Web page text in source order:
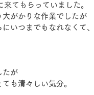
てもらっていました。
がかりな作業でしたが
いつまでもなれなくて、
たが
も清々しい気分。